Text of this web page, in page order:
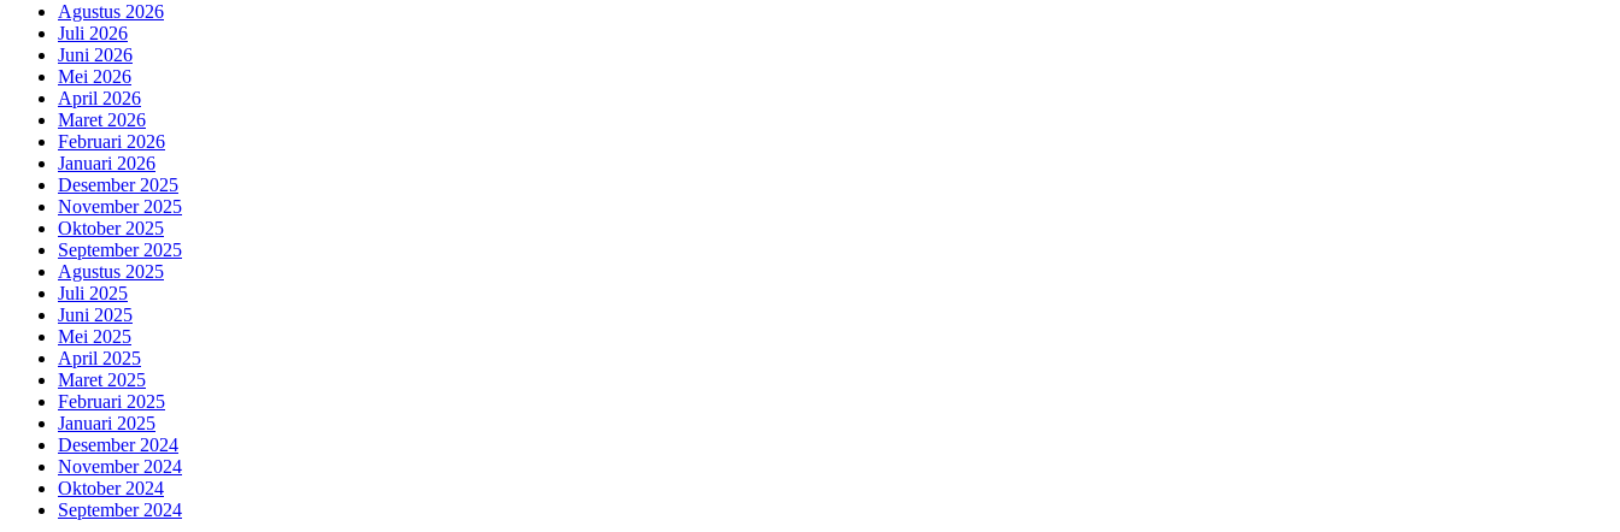
Agustus 2026
Juli 2026
Juni 2026
Mei 2026
April 2026
Maret 2026
Februari 2026
Januari 2026
Desember 2025
November 2025
Oktober 2025
September 2025
Agustus 2025
Juli 2025
Juni 2025
Mei 2025
April 2025
Maret 2025
Februari 2025
Januari 2025
Desember 2024
November 2024
Oktober 2024
September 2024